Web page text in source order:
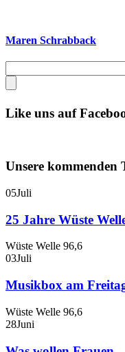
Maren Schrabback
Like uns auf
Unsere kommenden
05Juli
25 Jahre Wüste
Wüste Welle 96,6
03Juli
Musikbox am
Wüste Welle 96,6
28Juni